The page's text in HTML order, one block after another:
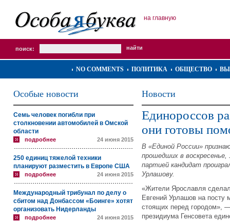
на главную
поиск:
NO COMMENTS ПОЛИТИКА ОБЩЕСТВО
Особые новости
Семь человек погибли при
столкновении автомобилей в Омской
области
подробнее 24 июня 2015
250 единиц тяжелой техники
планируют разместить в Европе США
подробнее 24 июня 2015
Международный трибунал по делу о
сбитом над Донбассом «Боинге» хотят
организовать Нидерланды
подробнее 24 июня 2015
Новости
Единороссов
они готовы
В «Единой России»
прошедших в воскресенье,
партией кандидат
Урлашову.
«Жители Ярославля
Евгений Урлашов на посту
стоящих перед городом», —
президиума Генсовета